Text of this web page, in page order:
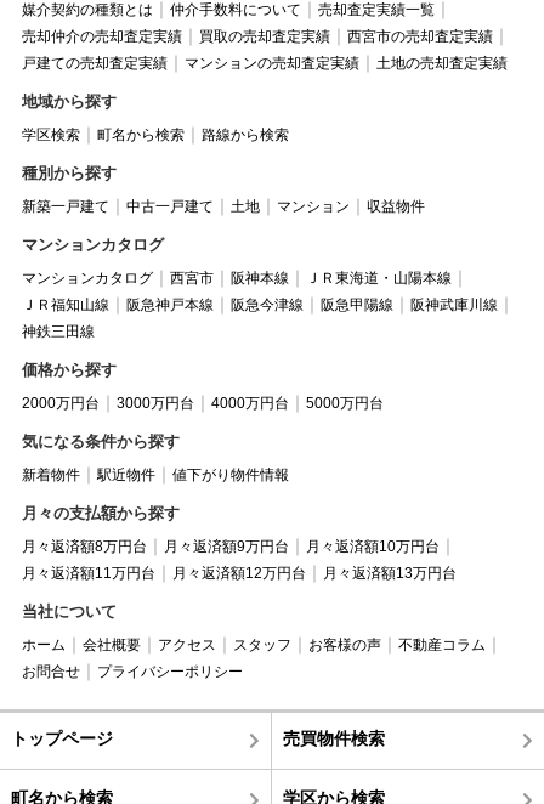
媒介契約の種類とは
仲介手数料について
売却査定実績一覧
売却仲介の売却査定実績
買取の売却査定実績
西宮市の売却査定実績
戸建ての売却査定実績
マンションの売却査定実績 土地の売却査定実績
地域から探す
学区検索 町名から検索 路線から検索
種別から探す
新築一戸建て 中古一戸建て 土地 マンション 収益物件
マンションカタログ
マンションカタログ 西宮市 阪神本線
ＪＲ東海道・山陽本線
ＪＲ福知山線
阪急神戸本線 阪急今津線 阪急甲陽線
阪神武庫川線
神鉄三田線
価格から探す
2000万円台 3000万円台 4000万円台 5000万円台
気になる条件から探す
新着物件 駅近物件 値下がり物件情報
月々の支払額から探す
月々返済額8万円台 月々返済額9万円台
月々返済額10万円台
月々返済額11万円台
月々返済額12万円台 月々返済額13万円台
当社について
ホーム 会社概要 アクセス スタッフ お客様の声
不動産コラム
お問合せ
プライバシーポリシー
トップページ 売買物件検索
町名から検索 学区から検索